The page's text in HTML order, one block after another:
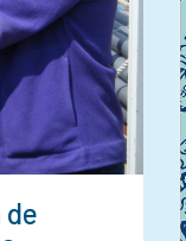
de